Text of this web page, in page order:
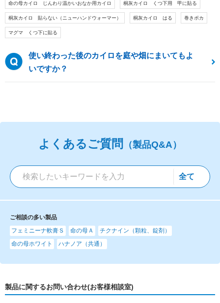
命の母カイロ じんわり温かいおなか用カイロ 桐灰カイロ くつ下用 甲に貼る
桐灰カイロ 貼らない（ニューハンドウォーマー） 桐灰カイロ はる 巻きポカ
マグマ くつ下に貼る
使い終わった後のカイロを庭や畑にまいてもよ
いですか？
よくあるご質問 （製品Q&A）
ご相談の多い製品
フェミニーナ軟膏Ｓ
命の母Ａ
チクナイン（顆粒、錠剤）
命の母ホワイト
ハナノア（共通）
製品に関するお問い合わせ(お客様相談室)